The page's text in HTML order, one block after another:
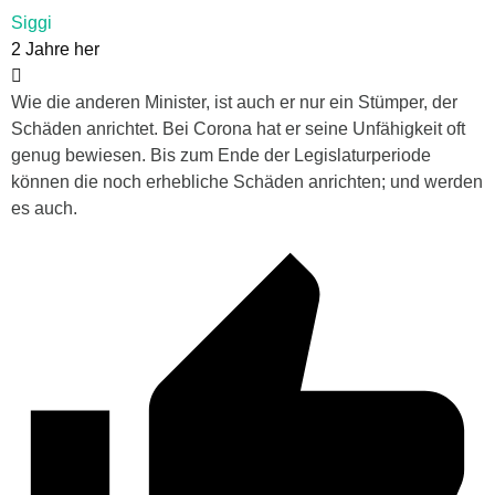
Siggi
2 Jahre her
Wie die anderen Minister, ist auch er nur ein Stümper, der
Schäden anrichtet. Bei Corona hat er seine Unfähigkeit oft
genug bewiesen. Bis zum Ende der Legislaturperiode
können die noch erhebliche Schäden anrichten; und werden
es auch.